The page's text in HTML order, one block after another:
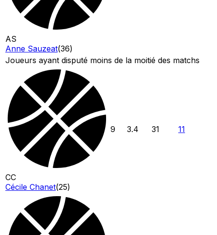
AS
Anne Sauzeat(36)
Joueurs ayant disputé moins de la moitié des matchs
CC
Cécile Chanet(25)
9 3.4 31 11